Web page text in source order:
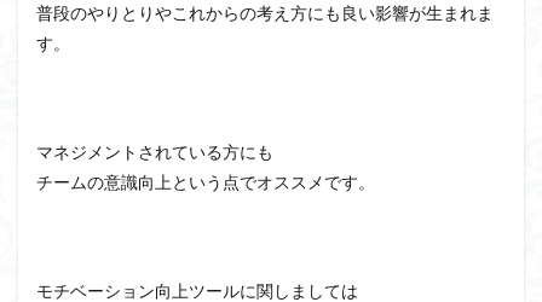
普段のやりとりやこれからの考え方にも良い影響が生まれま
す。
マネジメントされている方にも
チームの意識向上という点でオススメです。
モチベーション向上ツールに関しましては